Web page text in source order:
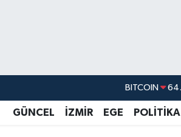
DOLAR
EURO
GÜNCEL İZMİR EGE POLİTİKA